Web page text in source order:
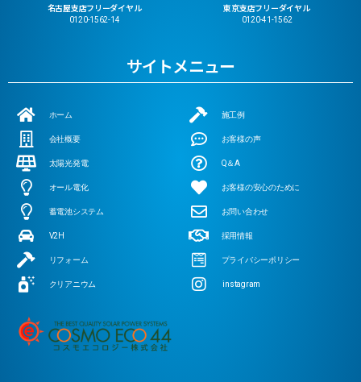
名古屋支店フリーダイヤル
0120-1562-14
東京支店フリーダイヤル
0120-41-1562
サイトメニュー
ホーム
会社概要
太陽光発電
オール電化
蓄電池システム
V2H
リフォーム
クリアニウム
施工例
お客様の声
Q＆A
お客様の安心のために
お問い合わせ
採用情報
プライバシーポリシー
instagram